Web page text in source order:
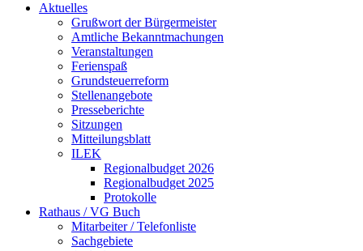
Aktuelles
Grußwort der Bürgermeister
Amtliche Bekanntmachungen
Veranstaltungen
Ferienspaß
Grundsteuerreform
Stellenangebote
Presseberichte
Sitzungen
Mitteilungsblatt
ILEK
Regionalbudget 2026
Regionalbudget 2025
Protokolle
Rathaus / VG Buch
Mitarbeiter / Telefonliste
Sachgebiete